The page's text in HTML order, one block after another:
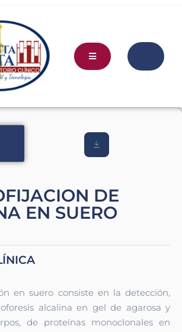
DE
EN SUERO
en suero consiste en la detección,
alcalina en gel de agarosa y
de proteínas monoclonales en